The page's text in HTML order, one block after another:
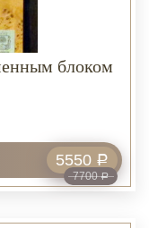
блоком
7700Р
5550 Р